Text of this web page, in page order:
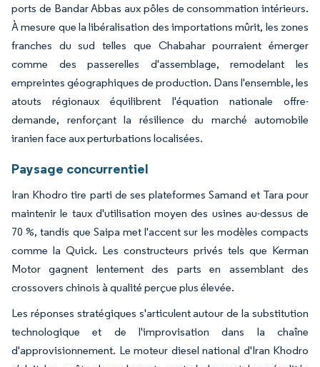
ports de Bandar Abbas aux pôles de consommation intérieurs.
À mesure que la libéralisation des importations mûrit, les zones
franches du sud telles que Chabahar pourraient émerger
comme des passerelles d'assemblage, remodelant les
empreintes géographiques de production. Dans l'ensemble, les
atouts régionaux équilibrent l'équation nationale offre-
demande, renforçant la résilience du marché automobile
iranien face aux perturbations localisées.
Paysage concurrentiel
Iran Khodro tire parti de ses plateformes Samand et Tara pour
maintenir le taux d'utilisation moyen des usines au-dessus de
70 %, tandis que Saipa met l'accent sur les modèles compacts
comme la Quick. Les constructeurs privés tels que Kerman
Motor gagnent lentement des parts en assemblant des
crossovers chinois à qualité perçue plus élevée.
Les réponses stratégiques s'articulent autour de la substitution
technologique et de l'improvisation dans la chaîne
d'approvisionnement. Le moteur diesel national d'Iran Khodro